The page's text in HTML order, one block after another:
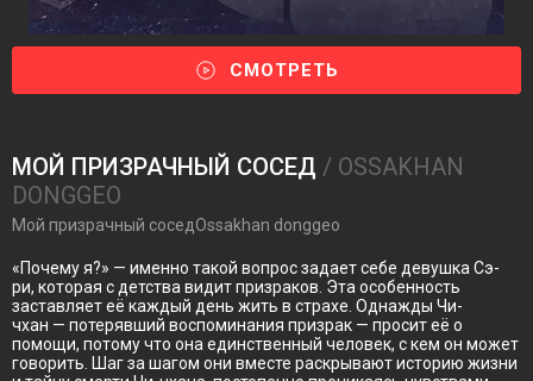
СМОТРЕТЬ
МОЙ ПРИЗРАЧНЫЙ СОСЕД / OSSAKHAN
DONGGEO
Мой призрачный соседOssakhan donggeo
«Почему я?» — именно такой вопрос задает себе девушка Сэ-
ри, которая с детства видит призраков. Эта особенность
заставляет её каждый день жить в страхе. Однажды Чи-
чхан — потерявший воспоминания призрак — просит её о
помощи, потому что она единственный человек, с кем он может
говорить. Шаг за шагом они вместе раскрывают историю жизни